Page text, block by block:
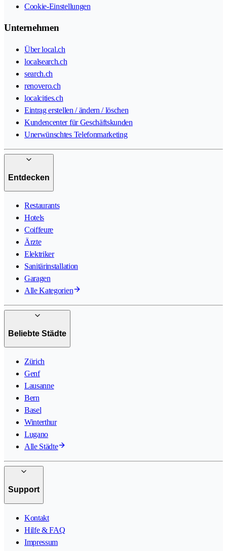
Cookie-Einstellungen
Unternehmen
Über local.ch
localsearch.ch
search.ch
renovero.ch
localcities.ch
Eintrag erstellen / ändern / löschen
Kundencenter für Geschäftskunden
Unerwünschtes Telefonmarketing
Entdecken
Restaurants
Hotels
Coiffeure
Ärzte
Elektriker
Sanitärinstallation
Garagen
Alle Kategorien
Beliebte Städte
Zürich
Genf
Lausanne
Bern
Basel
Winterthur
Lugano
Alle Städte
Support
Kontakt
Hilfe & FAQ
Impressum